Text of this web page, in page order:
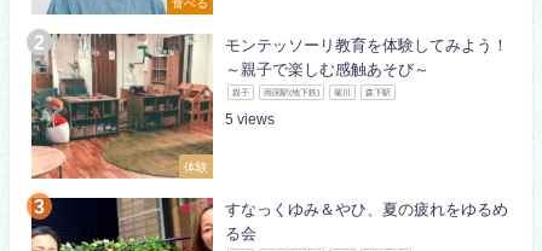
食べる
体験
モンテッソーリ教育を体験してみよう！
～親子で楽しむ感触あそび～
親子 両国駅(地下鉄) 菊川 森下駅
5
すなっくゆみ＆やひ、夏の疲れをゆるめ
る会